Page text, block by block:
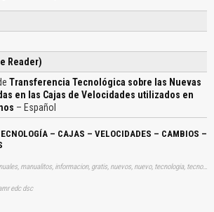
Reader)
Transferencia Tecnológica sobre las Nuevas
en las Cajas de Velocidades utilizados en
– Español
– CAJAS – VELOCIDADES – CAMBIOS –
Tags: manual, instrucciones, manuales, manualitos, informacion, gratis, nuevos, nuevo, tecnologia, tecnologias, velocidad, marchas, vehiculo, vehiculos, ligeros, mecanica, automotríz, aprender, descargas
edc dsc